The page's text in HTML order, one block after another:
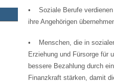
• Soziale Berufe verdienen
ihre Angehörigen
• Menschen, die in
Erziehung und Fürsorge für
bessere Bezahlung durch
Finanzkraft stärken, damit